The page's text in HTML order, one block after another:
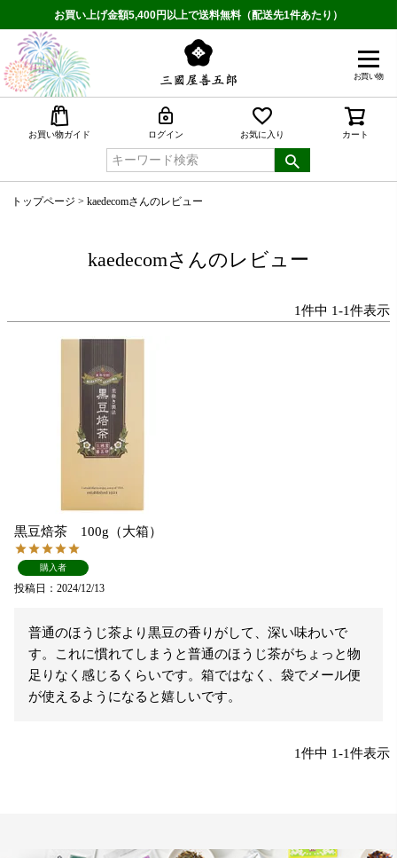
お買い上げ金額5,400円以上で送料無料（配送先1件あたり）
お買い物
お買い物ガイド ログイン お気に入り カート
トップページ kaedecomさんのレビュー
kaedecomさんのレビュー
1件中 1-1件表示
黒豆焙茶 100g（大箱）
購入者
投稿日 2024/12/13
普通のほうじ茶より黒豆の香りがして、深い味わいで
す。これに慣れてしまうと普通のほうじ茶がちょっと物
足りなく感じるくらいです。箱ではなく、袋でメール便
が使えるようになると嬉しいです。
1件中 1-1件表示